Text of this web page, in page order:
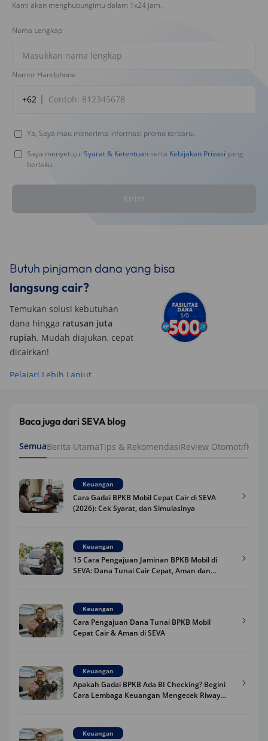
Kami akan menghubungimu dalam 1x24 jam.
Nama Lengkap
Nomor Handphone
+62
Ya, Saya mau menerima informasi promo terbaru.
Saya menyetujui Syarat & Ketentuan serta Kebijakan Privasi yang
berlaku.
Kirim
Butuh pinjaman dana yang bisa
langsung cair?
Temukan solusi kebutuhan
dana hingga ratusan juta
rupiah. Mudah diajukan, cepat
dicairkan!
Pelajari Lebih Lanjut
Baca juga dari SEVA blog
SemuaBerita UtamaTips & RekomendasiReview Otomotif
Keuangan
Cara Gadai BPKB Mobil Cepat Cair di SEVA
(2026): Cek Syarat, dan Simulasinya
Keuangan
15 Cara Pengajuan Jaminan BPKB Mobil di
SEVA: Dana Tunai Cair Cepat, Aman dan
Keuangan
Cara Pengajuan Dana Tunai BPKB Mobil
Cepat Cair & Aman di SEVA
Keuangan
Apakah Gadai BPKB Ada BI Checking? Begini
Cara Lembaga Keuangan Mengecek Riwayat
Keuangan